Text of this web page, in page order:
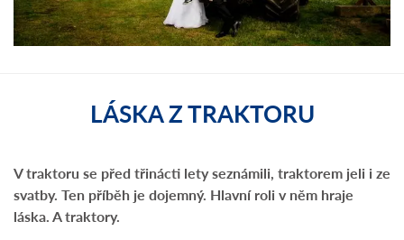
LÁSKA Z TRAKTORU
V traktoru se před třinácti lety seznámili, traktorem jeli i ze
svatby. Ten příběh je dojemný. Hlavní roli v něm hraje
láska. A traktory.